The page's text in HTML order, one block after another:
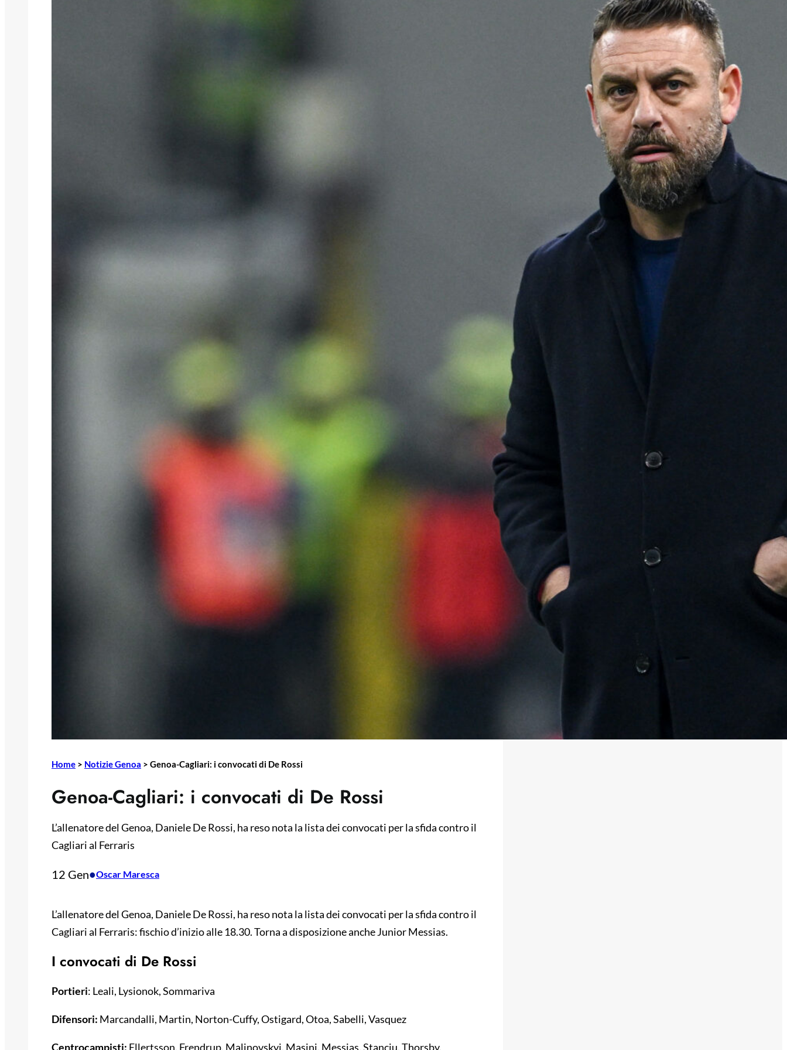
Home > Notizie Genoa > Genoa-Cagliari: i convocati di De Rossi
Genoa-Cagliari: i convocati di De Rossi
L’allenatore del Genoa, Daniele De Rossi, ha reso nota la lista dei convocati per la sfida contro il
Cagliari al Ferraris
12 Gen•Oscar Maresca
L’allenatore del Genoa, Daniele De Rossi, ha reso nota la lista dei convocati per la sfida contro il
Cagliari al Ferraris: fischio d’inizio alle 18.30. Torna a disposizione anche Junior Messias.
I convocati di De Rossi
Portieri: Leali, Lysionok, Sommariva
Difensori: Marcandalli, Martin, Norton-Cuffy, Ostigard, Otoa, Sabelli, Vasquez
Centrocampisti: Ellertsson, Frendrup, Malinovskyi, Masini, Messias, Stanciu, Thorsby,
L’ex rossoblù Carparelli riparte dal
Cisano: nuova sfida a 50 anni
6 Agosto 2026
Genoa in lutto: è scomparso l’ex
allenatore Pippo Marchioro
6 Agosto 2026